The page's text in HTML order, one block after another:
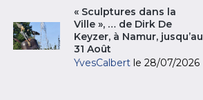
« Sculptures dans la
Ville », … de Dirk De
Keyzer, à Namur, jusqu’au
31 Août
YvesCalbert le 28/07/2026